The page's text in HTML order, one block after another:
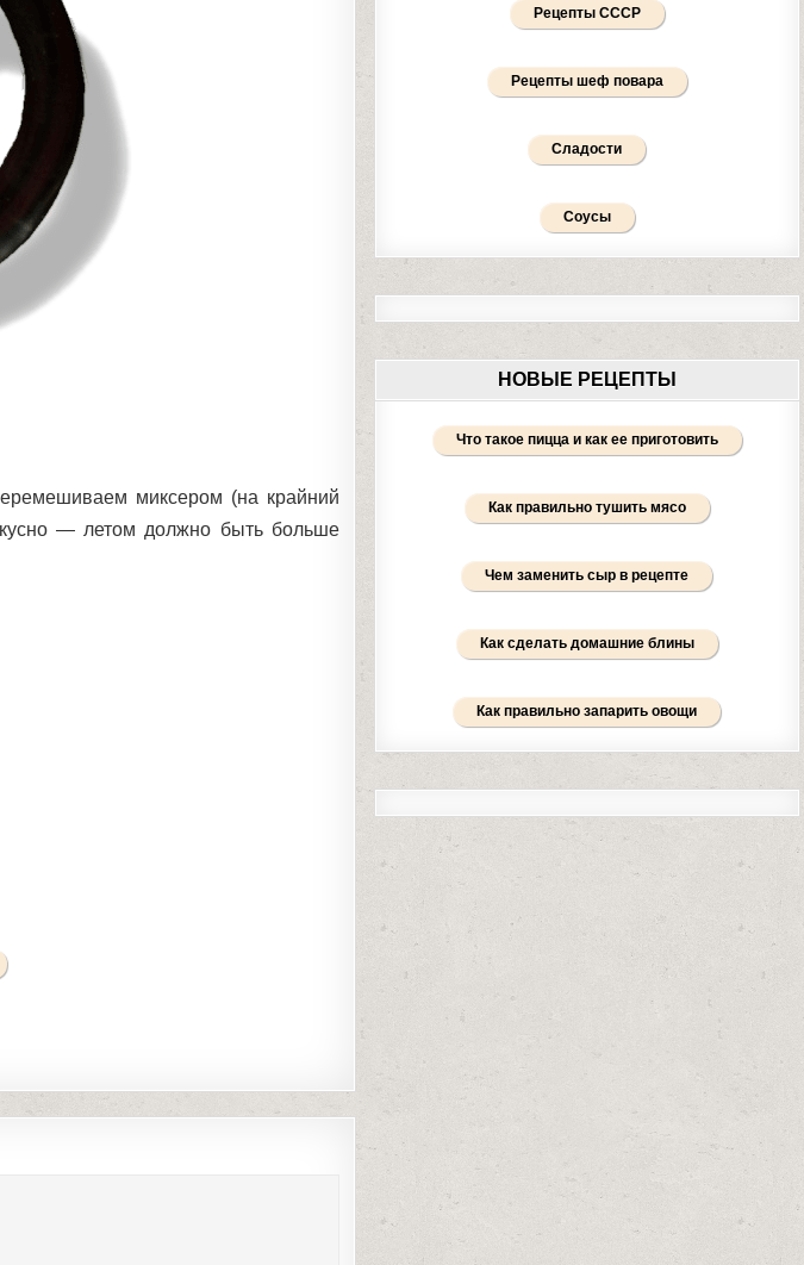
миксером (на крайний
— летом должно быть больше
Рецепты СССР
Рецепты шеф повара
Сладости
Соусы
НОВЫЕ РЕЦЕПТЫ
Что такое пицца и как ее приготовить
Как правильно тушить мясо
Чем заменить сыр в рецепте
Как сделать домашние блины
Как правильно запарить овощи